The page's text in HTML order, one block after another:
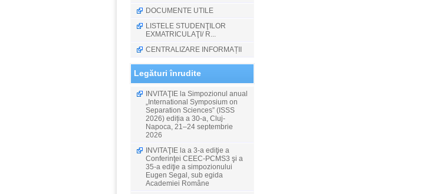
DOCUMENTE UTILE
LISTELE STUDENŢILOR
EXMATRICULAŢI/ R...
CENTRALIZARE INFORMAȚII
Legături înrudite
INVITAŢIE la Simpozionul anual
„International Symposium on
Separation Sciences” (ISSS
2026) ediția a 30-a, Cluj-
Napoca, 21–24 septembrie
2026
INVITAŢIE la a 3-a ediţie a
Conferinţei CEEC-PCMS3 şi a
35-a ediţie a simpozionului
Eugen Segal, sub egida
Academiei Române